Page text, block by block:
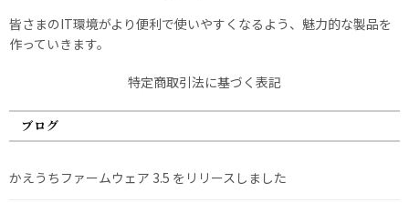
皆さまのIT環境がより便利で使いやすくなるよう、魅力的な製品を
作っていきます。
特定商取引法に基づく表記
ブログ
かえうちファームウェア 3.5 をリリースしました